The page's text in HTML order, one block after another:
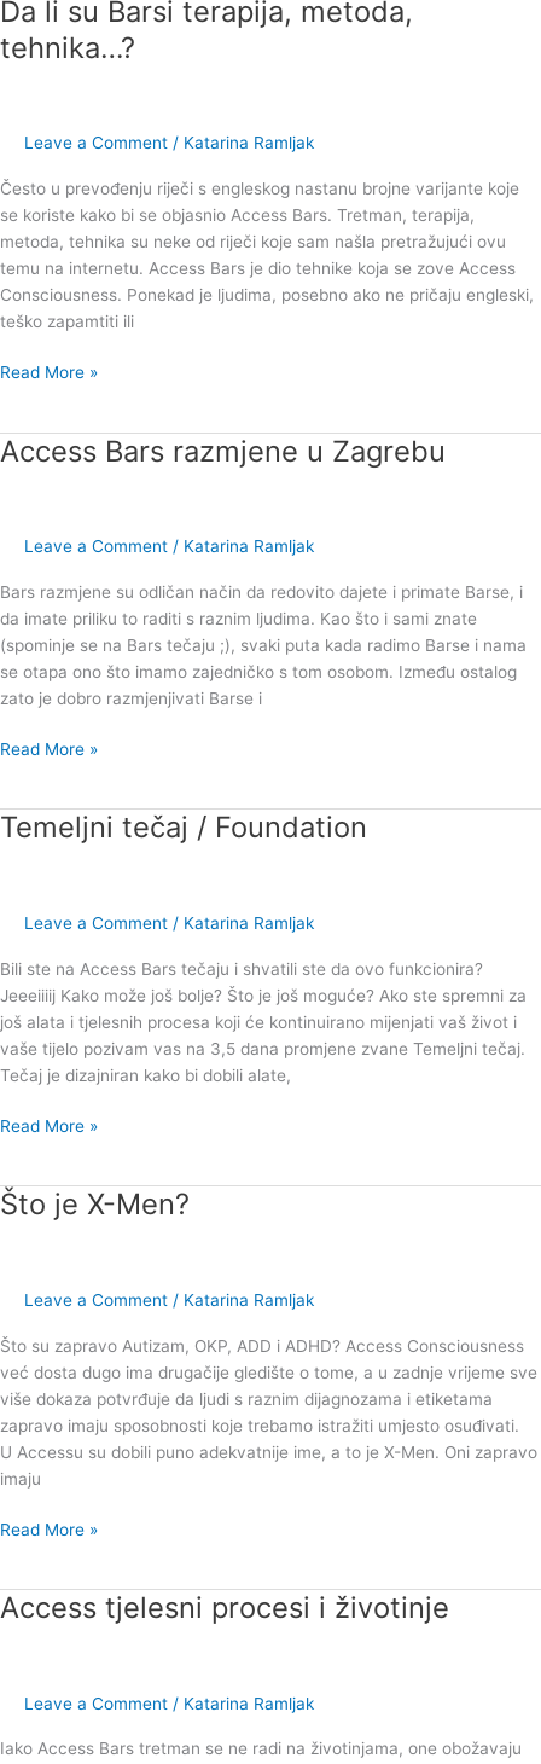
Da li su Barsi terapija, metoda,
tehnika…?
Leave a Comment / Katarina Ramljak
Često u prevođenju riječi s engleskog nastanu brojne varijante koje
se koriste kako bi se objasnio Access Bars. Tretman, terapija,
metoda, tehnika su neke od riječi koje sam našla pretražujući ovu
temu na internetu. Access Bars je dio tehnike koja se zove Access
Consciousness. Ponekad je ljudima, posebno ako ne pričaju engleski,
teško zapamtiti ili
Da
su
metoda,
Read More »
Access Bars razmjene u Zagrebu
Leave a Comment / Katarina Ramljak
Bars razmjene su odličan način da redovito dajete i primate Barse, i
da imate priliku to raditi s raznim ljudima. Kao što i sami znate
(spominje se na Bars tečaju ;), svaki puta kada radimo Barse i nama
se otapa ono što imamo zajedničko s tom osobom. Između ostalog
zato je dobro razmjenjivati Barse i
Access
Zagrebu
Read More »
Temeljni tečaj / Foundation
Leave a Comment / Katarina Ramljak
Bili ste na Access Bars tečaju i shvatili ste da ovo funkcionira?
Jeeeiiiij Kako može još bolje? Što je još moguće? Ako ste spremni za
još alata i tjelesnih procesa koji će kontinuirano mijenjati vaš život i
vaše tijelo pozivam vas na 3,5 dana promjene zvane Temeljni tečaj.
Tečaj je dizajniran kako bi dobili alate,
Temeljni
Read More »
Što je X-Men?
Leave a Comment / Katarina Ramljak
Što su zapravo Autizam, OKP, ADD i ADHD? Access Consciousness
već dosta dugo ima drugačije gledište o tome, a u zadnje vrijeme sve
više dokaza potvrđuje da ljudi s raznim dijagnozama i etiketama
zapravo imaju sposobnosti koje trebamo istražiti umjesto osuđivati.
U Accessu su dobili puno adekvatnije ime, a to je X-Men. Oni zapravo
imaju
Što
Read More »
Access tjelesni procesi i životinje
Leave a Comment / Katarina Ramljak
Iako Access Bars tretman se ne radi na životinjama, one obožavaju
Access
životinje